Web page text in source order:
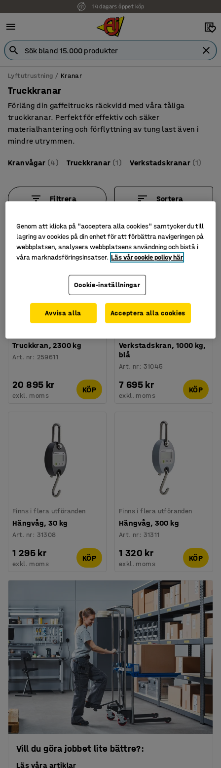
14 dagars öppet köp
Lyftutrustning Kranar
Truckkranar
Förläng din gaffeltrucks räckvidd med våra tåliga
truckkranar. Perfekt för effektiv och säker
materialhantering och förflyttning av tung last även i
mindre utrymmen.
Kranvågar (4) Truckkranar (1) Verkstadskranar (1)
Filtrera Sortera
6 produkter
Truckkran, 2300 kg
Art. nr: 259611
20 895 kr
exkl. moms
KÖP
Verkstadskran, 1000 kg,
blå
Art. nr: 31045
7 695 kr
exkl. moms
KÖP
Finns i flera utföranden
Hängvåg, 30 kg
Art. nr: 31308
1 295 kr
exkl. moms
KÖP
Finns i flera utföranden
Hängvåg, 300 kg
Art. nr: 31311
1 320 kr
exkl. moms
KÖP
Vill du göra jobbet lite bättre?:
Läs våra artiklar
Genom att klicka på "acceptera alla cookies" samtycker du till
lagring av cookies på din enhet för att förbättra navigeringen på
webbplatsen, analysera webbplatsens användning och bistå i
våra marknadsföringsinsatser. Läs vår cookie policy här
Cookie-inställningar
Avvisa alla Acceptera alla cookies